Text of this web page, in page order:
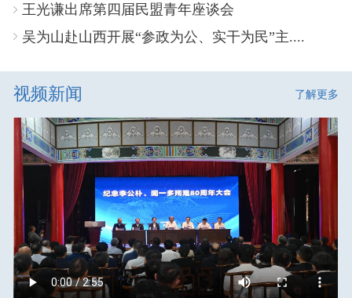
王光谦出席第四届民盟青年座谈会
吴为山赴山西开展“参政为公、实干为民”主....
视频新闻 了解更多